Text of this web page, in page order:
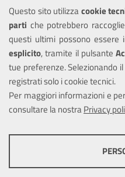
Questo sito utilizzacookie
parti che potrebbero
questi ultimi possono essere
esplicito, tramite il pulsante
tue preferenze. Selezionando
registrati solo i cookie tecnici.
Per maggiori informazioni e
consultare la nostraPrivacy
Amministrazione
Informativa privacy
Note legali
Piano di miglioramento
Dichiarazione di accessibilità